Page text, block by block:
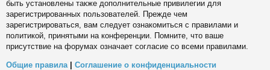
быть установлены также дополнительные привилегии для
зарегистрированных пользователей. Прежде чем
зарегистрироваться, вам следует ознакомиться с правилами и
политикой, принятыми на конференции. Помните, что ваше
присутствие на форумах означает согласие со всеми правилами.
Общие правила | Соглашение о конфиденциальности